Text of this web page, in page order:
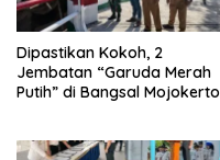
Dipastikan Kokoh, 2
Jembatan “Garuda Merah
Putih” di Bangsal Mojokerto